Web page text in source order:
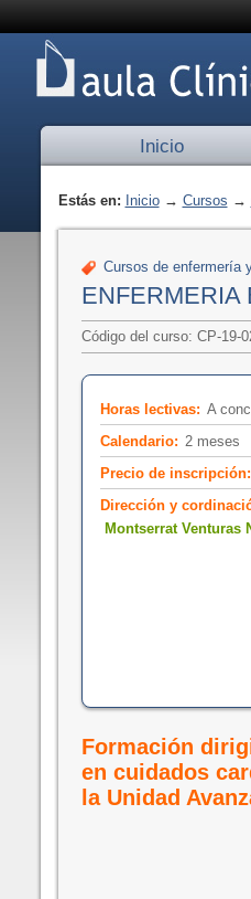
Inicio
Estás en: Inicio→ Cursos →
Cursos de enfermería
ENFERMERIA
Código del curso: CP-19-
Horas lectivas: A
Calendario: 2 meses
Precio de inscripción:
Dirección y
Montserrat Venturas
Formación
en cuidados
la Unidad